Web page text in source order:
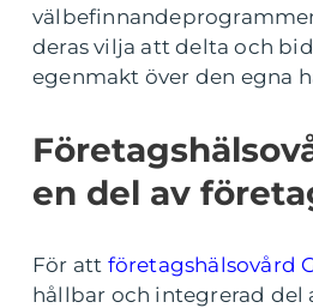
deras vilja att delta och
egenmakt över den egna
en del av
För att företagshälsovård
hållbar och integrerad del